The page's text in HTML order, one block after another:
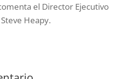
el Director Ejecutivo
Heapy.